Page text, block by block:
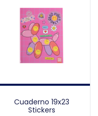
Cuaderno 19x23
Stickers